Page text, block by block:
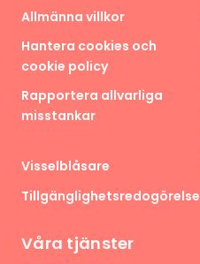
Allmänna villkor
Hantera cookies och
cookie policy
Rapportera allvarliga
misstankar
Visselblåsare
Tillgänglighetsredogörelse
Våra tjänster